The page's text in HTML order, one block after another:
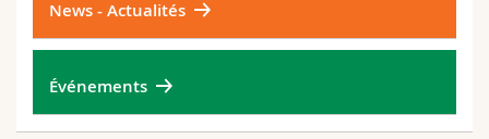
News - Actualités
Événements